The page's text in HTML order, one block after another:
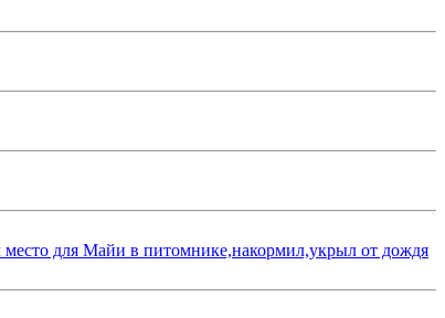
для Майи в питомнике,накормил,укрыл от дождя